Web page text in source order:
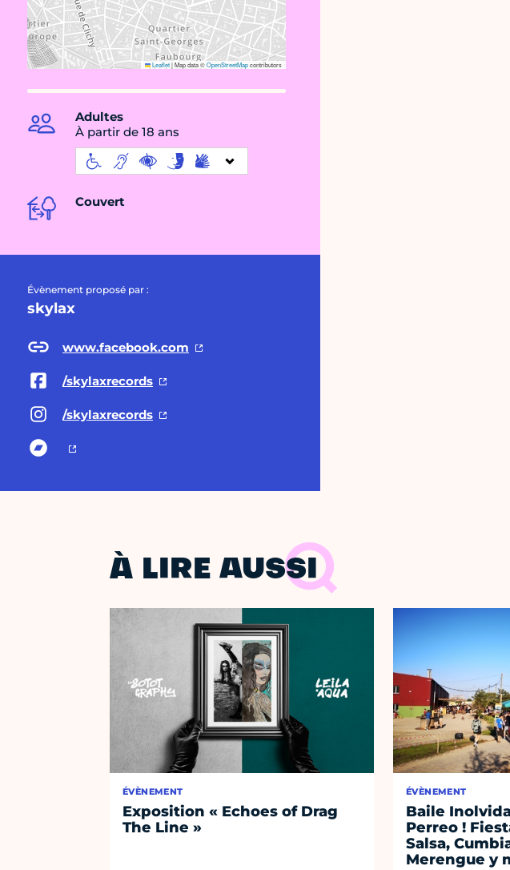
Leaflet|Map data ©OpenStreetMapcontributors
Adultes
À partir de 18 ans
Couvert
Évènement proposé par :
skylax
www.facebook.com
/skylaxrecords
/skylaxrecords
À LIRE AUSSI
ÉVÈNEMENT
Exposition « Echoes of Drag
The Line »
ÉVÈNEMENT
Baile
Perreo !
Salsa,
Merengue y